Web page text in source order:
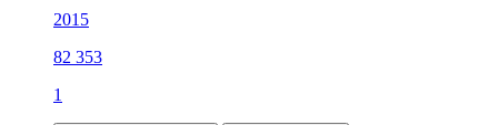
2015
82 353
1